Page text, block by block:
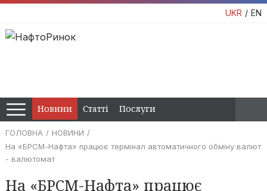
UKR EN
Новини Статті Послуги
ГОЛОВНА
НОВИНИ
На «БРСМ-Нафта» працює термінал автоматичного обміну валют
- валютомат
На «БРСМ-Нафта» працює